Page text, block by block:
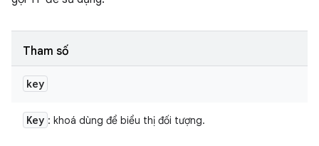
Tham số
key
Key : khoá dùng để biểu thị đối tượng.